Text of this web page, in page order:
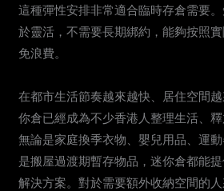
這種彈性安排非常適合臨時存倉需要
於靈活，不需要長期綁約，能夠按照
免浪費。
在都市生活節奏越來越快、居住空間
你倉已經成為不少香港人整理生活、釋
無論是家庭換季衣物、嬰兒用品、運
是搬屋過渡期暫存物品，迷你倉都能
解決方案。對於需要額外收納空間的